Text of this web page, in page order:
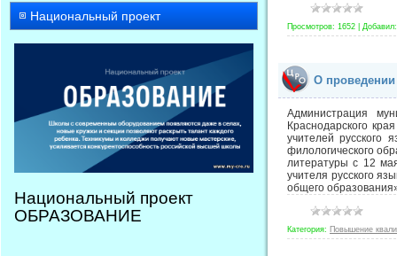
Национальный проект
Национальный проект
ОБРАЗОВАНИЕ
Просмотров: 1652 Добавил:
О
Администрация
Краснодарского
учителей русского
филологического
литературы с 12
учителя русского
общего
Категория: Повышение